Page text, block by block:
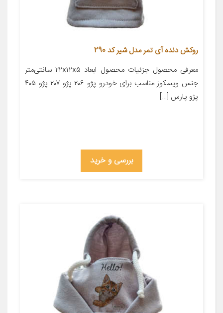
روکش دنده آی تمر مدل شیر کد 290
معرفی محصول جزئیات محصول ابعاد ۲۲x۱۲x۵ سانتی‌متر
جنس ویسکوز مناسب برای خودرو پژو ۲۰۶ پژو ۲۰۷ پژو ۴۰۵
پژو پارس […]
بررسی و خرید